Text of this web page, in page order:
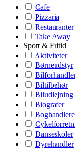
Cafe
Pizzaria
Restauranter
Take Away
Sport & Fritid
Aktiviteter
Børneudstyr
Biltilbehør
Biludlejning
Biografer
Boghandlere
Danseskoler
Dyrehandler